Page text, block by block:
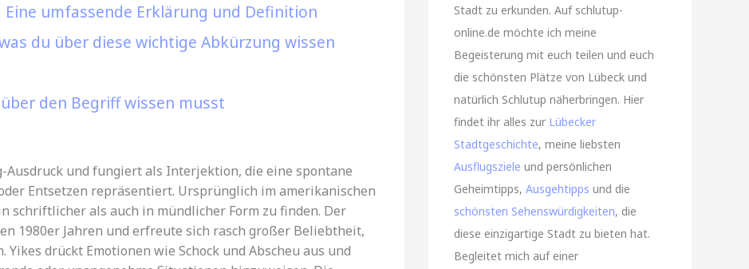
umfassende Erklärung und Definition
du über diese wichtige Abkürzung wissen
den Begriff wissen musst
Ausdruck und fungiert als Interjektion, die eine spontane
Entsetzen repräsentiert. Ursprünglich im amerikanischen
schriftlicher als auch in mündlicher Form zu finden. Der
1980er Jahren und erfreute sich rasch großer Beliebtheit,
drückt Emotionen wie Schock und Abscheu aus und
Stadt zu erkunden. Auf schlutup-
online.de möchte ich meine
Begeisterung mit euch teilen und euch
die schönsten Plätze von Lübeck und
natürlich Schlutup näherbringen. Hier
findet ihr alles zur Lübecker
Stadtgeschichte, meine liebsten
Ausflugsziele und persönlichen
Geheimtipps, Ausgehtipps und die
schönsten Sehenswürdigkeiten, die
diese einzigartige Stadt zu bieten hat.
Begleitet mich auf einer